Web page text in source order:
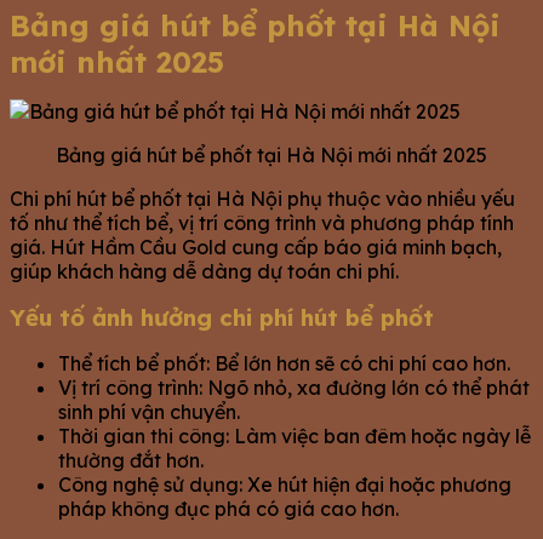
Bảng giá hút bể phốt tại Hà Nội
mới nhất 2025
Bảng giá hút bể phốt tại Hà Nội mới nhất 2025
Chi phí hút bể phốt tại Hà Nội phụ thuộc vào nhiều yếu
tố như thể tích bể, vị trí công trình và phương pháp tính
giá. Hút Hầm Cầu Gold cung cấp báo giá minh bạch,
giúp khách hàng dễ dàng dự toán chi phí.
Yếu tố ảnh hưởng chi phí hút bể phốt
Thể tích bể phốt: Bể lớn hơn sẽ có chi phí cao hơn.
Vị trí công trình: Ngõ nhỏ, xa đường lớn có thể phát
sinh phí vận chuyển.
Thời gian thi công: Làm việc ban đêm hoặc ngày lễ
thường đắt hơn.
Công nghệ sử dụng: Xe hút hiện đại hoặc phương
pháp không đục phá có giá cao hơn.